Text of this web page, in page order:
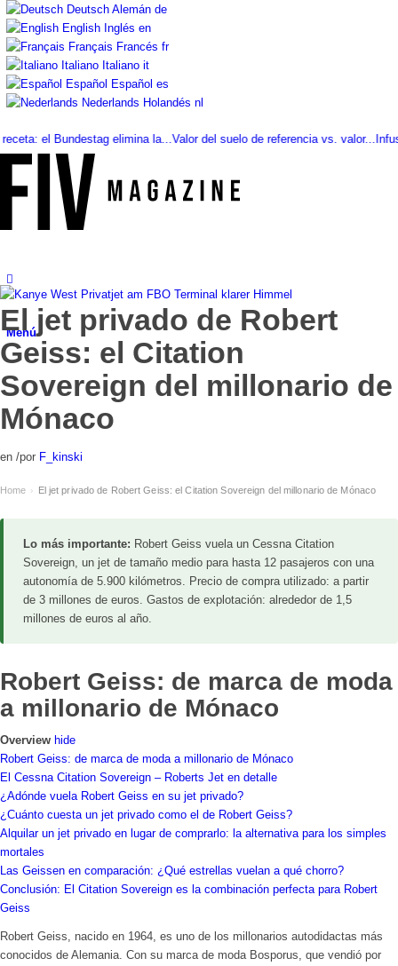
Deutsch Alemán de
English Inglés en
Français Francés fr
Italiano Italiano it
Español Español es
Nederlands Holandés nl
el Bundestag elimina la...Valor del suelo de referencia vs. valor...Infused
Menú
El jet privado de Robert
Geiss: el Citation
Sovereign del millonario de
Mónaco
en /por F_kinski
Home › El jet privado de Robert Geiss: el Citation Sovereign del millonario de Mónaco
Lo más importante: Robert Geiss vuela un Cessna Citation
Sovereign, un jet de tamaño medio para hasta 12 pasajeros con una
autonomía de 5.900 kilómetros. Precio de compra utilizado: a partir
de 3 millones de euros. Gastos de explotación: alrededor de 1,5
millones de euros al año.
Robert Geiss: de marca de moda
a millonario de Mónaco
Overview hide
Robert Geiss: de marca de moda a millonario de Mónaco
El Cessna Citation Sovereign – Roberts Jet en detalle
¿Adónde vuela Robert Geiss en su jet privado?
¿Cuánto cuesta un jet privado como el de Robert Geiss?
Alquilar un jet privado en lugar de comprarlo: la alternativa para los simples
mortales
Las Geissen en comparación: ¿Qué estrellas vuelan a qué chorro?
Conclusión: El Citation Sovereign es la combinación perfecta para Robert
Geiss
Robert Geiss, nacido en 1964, es uno de los millonarios autodidactas más
conocidos de Alemania. Con su marca de moda Bosporus, que vendió por